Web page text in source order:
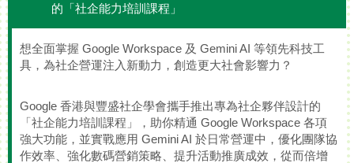
的「社企能力培訓課程」
想全面掌握 Google Workspace 及 Gemini AI 等領先科技工
具，為社企營運注入新動力，創造更大社會影響力？
Google 香港與豐盛社企學會攜手推出專為社企夥伴設計的
「社企能力培訓課程」，助你精通 Google Workspace 各項
強大功能，並實戰應用 Gemini AI 於日常營運中，優化團隊協
作效率、強化數碼營銷策略、提升活動推廣成效，從而倍增